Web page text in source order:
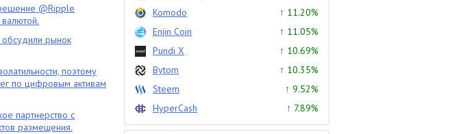
@Ripple
обсудили рынок
поэтому
по цифровым активам
партнерство с
размещения.
Komodo
↑ 11.20%
Enjin Coin
↑ 11.05%
Pundi X
↑ 10.69%
Bytom
↑ 10.35%
Steem
↑ 9.52%
HyperCash
↑ 7.89%